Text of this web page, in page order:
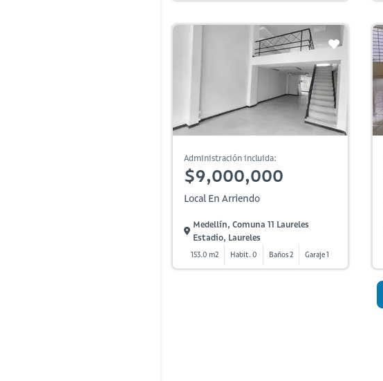
Administración incluida:
$9,000,000
Local En Arriendo
Medellín, Comuna 11 Laureles
Estadio, Laureles
153.0 m2 Habit. 0 Baños 2 Garaje 1